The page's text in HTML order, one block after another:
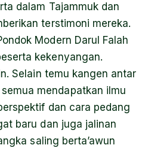
dalam Tajammuk dan
terstimoni mereka.
Modern Darul Falah
kekenyangan.
Selain temu kangen antar
mendapatkan ilmu
dan cara pedang
baru dan juga jalinan
saling berta’awun